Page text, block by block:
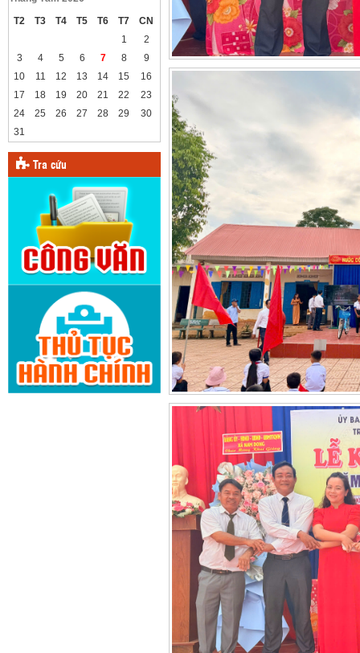
T2
T3 T4 T5 T6 T7
CN
1
2
3
4 5 6 7 8
9
10
11 12 13 14 15
16
17
18 19 20 21 22
23
24
25 26 27 28 29
30
31
Tra cứu